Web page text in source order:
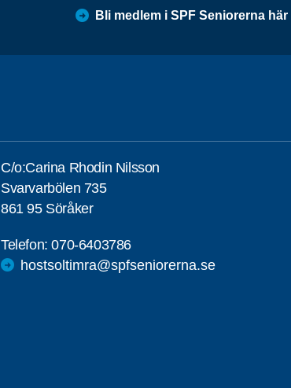
Bli medlem i SPF Seniorerna här
C/o:Carina Rhodin Nilsson
Svarvarbölen 735
861 95 Söråker
Telefon:070-6403786
hostsoltimra@spfseniorerna.se